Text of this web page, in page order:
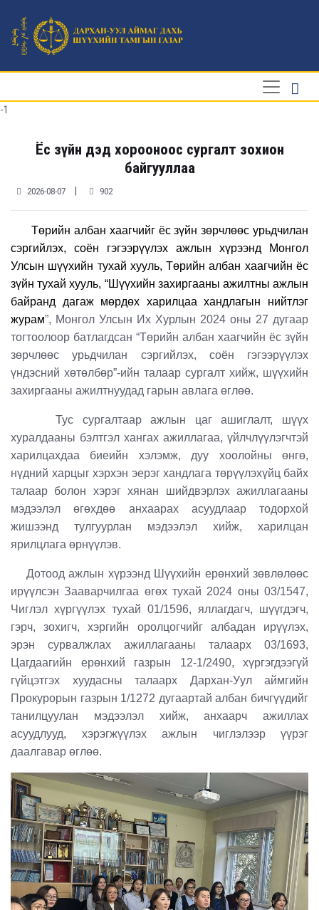
-1
Ёс зүйн дэд хорооноос сургалт зохион
байгууллаа
2026-08-07 | 902
Төрийн албан хаагчийг ёс зүйн зөрчлөөс урьдчилан
сэргийлэх, соён гэгээрүүлэх ажлын хүрээнд Монгол
Улсын шүүхийн тухай хууль, Төрийн албан хаагчийн ёс
зүйн тухай хууль, “Шүүхийн захиргааны ажилтны ажлын
байранд дагаж мөрдөх харилцаа хандлагын нийтлэг
журам”, Монгол Улсын Их Хурлын 2024 оны 27 дугаар
тогтоолоор батлагдсан “Төрийн албан хаагчийн ёс зүйн
зөрчлөөс урьдчилан сэргийлэх, соён гэгээрүүлэх
үндэсний хөтөлбөр”-ийн талаар сургалт хийж, шүүхийн
захиргааны ажилтнуудад гарын авлага өглөө.
Тус сургалтаар ажлын цаг ашиглалт, шүүх
хуралдааны бэлтгэл хангах ажиллагаа, үйлчлүүлэгчтэй
харилцахдаа биеийн хэлэмж, дуу хоолойны өнгө,
нүдний харцыг хэрхэн эерэг хандлага төрүүлэхүйц байх
талаар болон хэрэг хянан шийдвэрлэх ажиллагааны
мэдээлэл өгөхдөө анхаарах асуудлаар тодорхой
жишээнд тулгуурлан мэдээлэл хийж, харилцан
ярилцлага өрнүүлэв.
Дотоод ажлын хүрээнд Шүүхийн ерөнхий зөвлөлөөс
ирүүлсэн Зааварчилгаа өгөх тухай 2024 оны 03/1547,
Чиглэл хүргүүлэх тухай 01/1596, яллагдагч, шүүгдэгч,
гэрч, зохигч, хэргийн оролцогчийг албадан ирүүлэх,
эрэн сурвалжлах ажиллагааны талаарх 03/1693,
Цагдаагийн ерөнхий газрын 12-1/2490, хүргэгдээгүй
гүйцэтгэх хуудасны талаарх Дархан-Уул аймгийн
Прокурорын газрын 1/1272 дугаартай албан бичгүүдийг
танилцуулан мэдээлэл хийж, анхаарч ажиллах
асуудлууд, хэрэгжүүлэх ажлын чиглэлээр үүрэг
даалгавар өглөө.